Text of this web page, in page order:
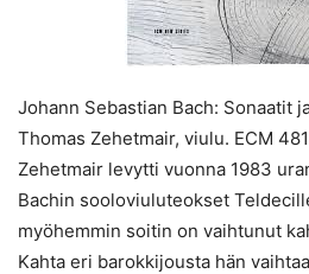
Johann Sebastian Bach: Sonaatit
Thomas Zehetmair, viulu. ECM
Zehetmair levytti vuonna 1983
Bachin sooloviuluteokset
myöhemmin soitin on vaihtunut
Kahta eri barokkijousta hän